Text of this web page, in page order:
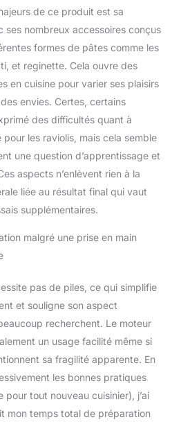
chromé avec des
rouleaux en alliage
d'aluminium
anodisé pour la
nourriture, pour
protéger la santé du
de ce produit est sa
ses nombreux accessoires conçus
formes de pâtes comme les
et reginette. Cela ouvre des
en cuisine pour varier ses plaisirs
envies. Certes, certains
des difficultés quant à
pour les raviolis, mais cela semble
une question d’apprentissage et
aspects n’enlèvent rien à la
liée au résultat final qui vaut
supplémentaires.
malgré une prise en main
pas de piles, ce qui simplifie
et souligne son aspect
recherchent. Le moteur
un usage facilité même si
sa fragilité apparente. En
les bonnes pratiques
pour tout nouveau cuisinier), j’ai
mon temps total de préparation